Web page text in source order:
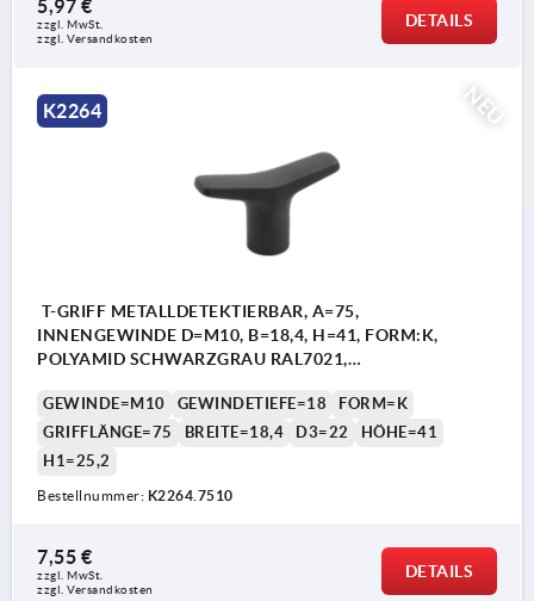
5,97 €
zzgl. MwSt.
zzgl. Versandkosten
DETAILS
NEU
K2264
T-GRIFF METALLDETEKTIERBAR, A=75,
INNENGEWINDE D=M10, B=18,4, H=41, FORM:K,
POLYAMID SCHWARZGRAU RAL7021,
GEWINDE=M10 GEWINDETIEFE=18
FORM=K
GRIFFLÄNGE=75
BREITE=18,4 D3=22
HÖHE=41
H1=25,2
Bestellnummer: K2264.7510
7,55 €
zzgl. MwSt.
zzgl. Versandkosten
DETAILS